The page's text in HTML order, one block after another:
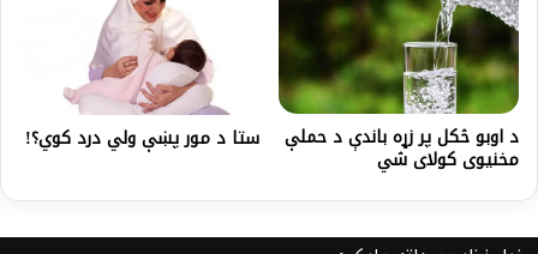
د اوبو څکل پر زړه باندې د حملې
مخنیوی کولای شي
ستا د مور پښې ولي درد کوي؟!